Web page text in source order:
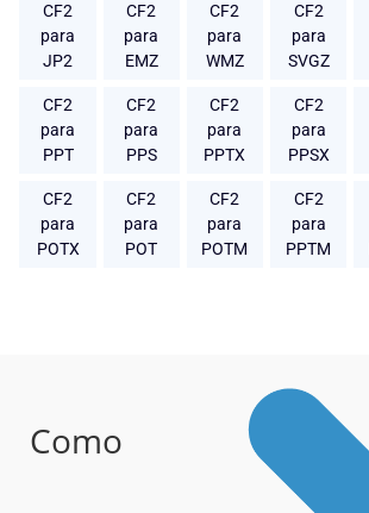
CF2
para
JP2
CF2
para
EMZ
CF2
para
WMZ
CF2
para
SVGZ
CF2
para
PPT
CF2
para
PPS
CF2
para
PPTX
CF2
para
PPSX
CF2
para
POTX
CF2
para
POT
CF2
para
POTM
CF2
para
PPTM
Como